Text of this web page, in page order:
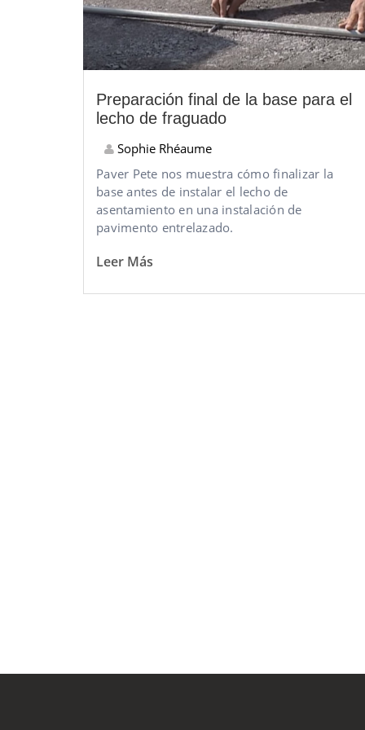
Preparación final de la base para el
lecho de fraguado
Sophie Rhéaume
Paver Pete nos muestra cómo finalizar la
base antes de instalar el lecho de
asentamiento en una instalación de
pavimento entrelazado.
Leer Más